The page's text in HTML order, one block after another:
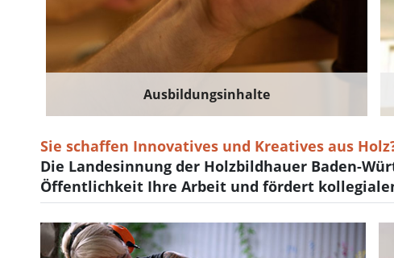
Ausbildungsinhalte
Sie schaffen Innovatives und Kreatives aus
Die Landesinnung der Holzbildhauer Baden-
Öffentlichkeit Ihre Arbeit und fördert